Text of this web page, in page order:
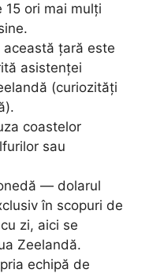
15 ori mai mulți
țară este
asistenței
(curiozități
coastelor
sau
— dolarul
în scopuri de
zi, aici se
Zeelandă.
echipă de